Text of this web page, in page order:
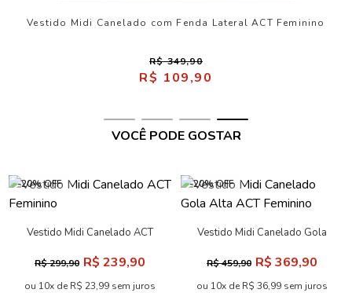
Vestido Midi Canelado com Fenda Lateral ACT Feminino
R$ 349,90
R$ 109,90
VOCÊ PODE GOSTAR
-20% OFF
Vestido Midi Canelado ACT
R$ 299,90 R$ 239,90
ou 10x de R$ 23,99 sem juros
-20% OFF
Vestido Midi Canelado Gola
R$ 459,90 R$ 369,90
ou 10x de R$ 36,99 sem juros